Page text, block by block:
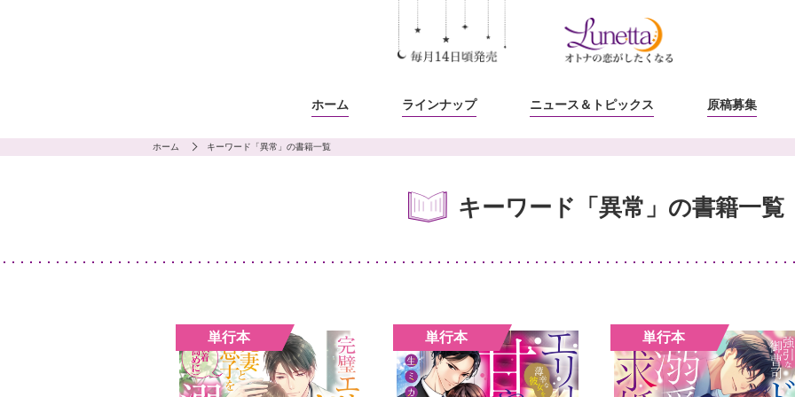
ホーム ラインナップ ニュース ＆トピックス 原稿募集
ホーム キーワード「異常」の書籍一覧
キーワード「異常」の書籍一覧